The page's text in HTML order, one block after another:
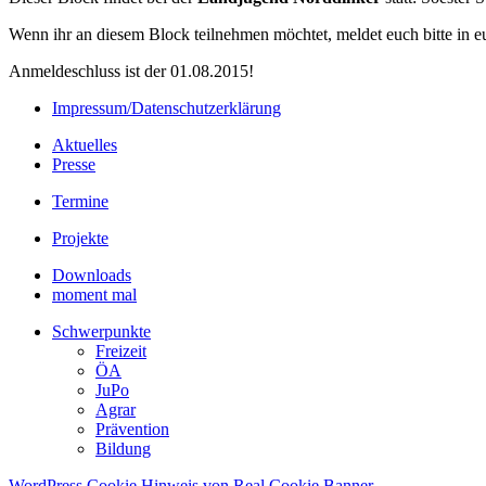
Wenn ihr an diesem Block teilnehmen möchtet, meldet euch bitte
Anmeldeschluss ist der 01.08.2015!
Impressum/Datenschutzerklärung
Aktuelles
Presse
Termine
Projekte
Downloads
moment mal
Schwerpunkte
Freizeit
ÖA
JuPo
Agrar
Prävention
Bildung